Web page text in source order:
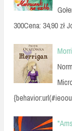
300Cena: 34,90 zł